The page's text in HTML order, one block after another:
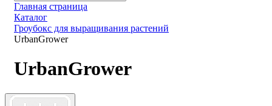
Главная страница
Каталог
Гроубокс для выращивания растений
UrbanGrower
UrbanGrower